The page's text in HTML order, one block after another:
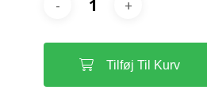
Tilføj Til Kurv